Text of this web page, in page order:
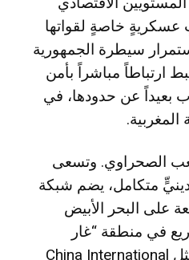
عسكريةٍ خاصةٍ لقواتها
سيطرة الجمهورية
ارتباطاً مباشراً بأمن
بعيداً عن حدودها، في
الصحراوي. وتسعى
متكامل، يضم شبكة
على البحر الأبيض
في منطقة “غار
جبيلات” ائتلافٌ صينيٌّ يضم شركاتٍ مثل China International